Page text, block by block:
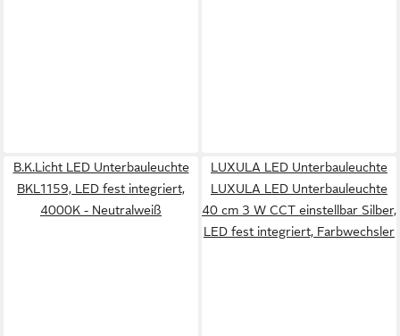
B.K.Licht LED Unterbauleuchte
BKL1159, LED fest integriert,
4000K - Neutralweiß
LUXULA LED Unterbauleuchte
LUXULA LED Unterbauleuchte
40 cm 3 W CCT einstellbar Silber,
LED fest integriert, Farbwechsler